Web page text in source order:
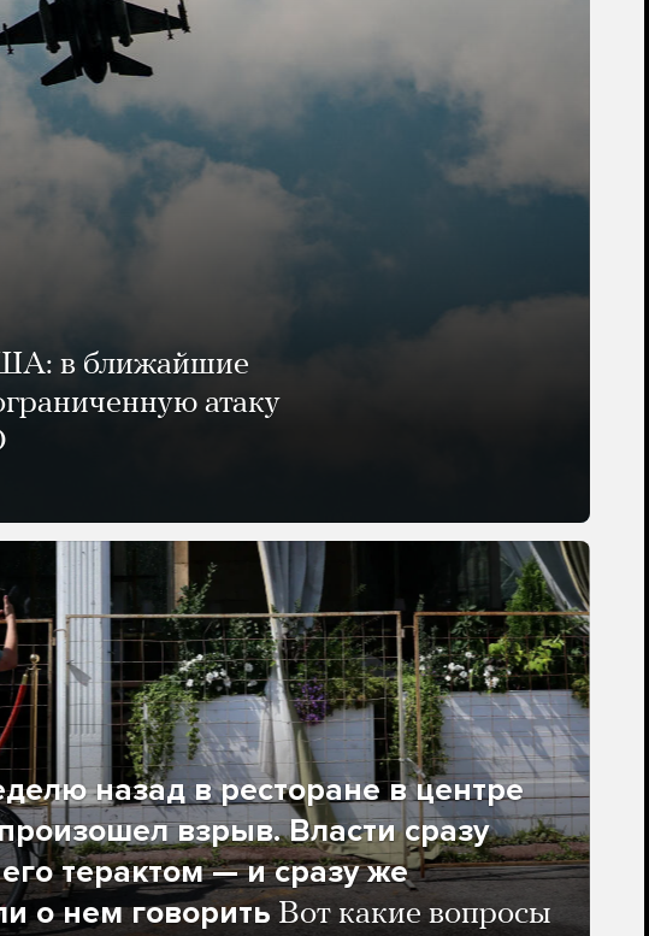
в ближайшие
атаку
назад в ресторане в центре
взрыв. Власти сразу
терактом — и сразу же
о нем говорить Вот какие вопросы